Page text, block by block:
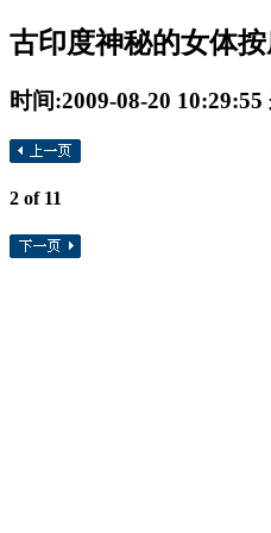
古印度神秘的女体
时间:2009-08-20
2 of 11